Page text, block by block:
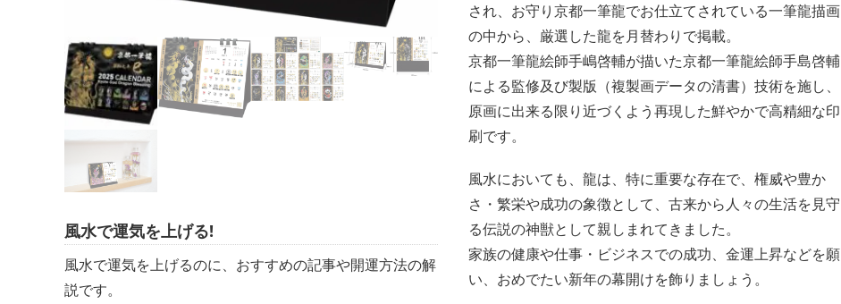
され、お守り京都一筆龍でお仕立てされている一筆龍描画
の中から、厳選した龍を月替わりで掲載。
京都一筆龍絵師手嶋啓輔が描いた京都一筆龍絵師手島啓輔
による監修及び製版（複製画データの清書）技術を施し、
原画に出来る限り近づくよう再現した鮮やかで高精細な印
刷です。
風水においても、龍は、特に重要な存在で、権威や豊か
さ・繁栄や成功の象徴として、古来から人々の生活を見守
る伝説の神獣として親しまれてきました。
家族の健康や仕事・ビジネスでの成功、金運上昇などを願
い、おめでたい新年の幕開けを飾りましょう。
風水で運気を上げる!
風水で運気を上げるのに、おすすめの記事や開運方法の解
説です。